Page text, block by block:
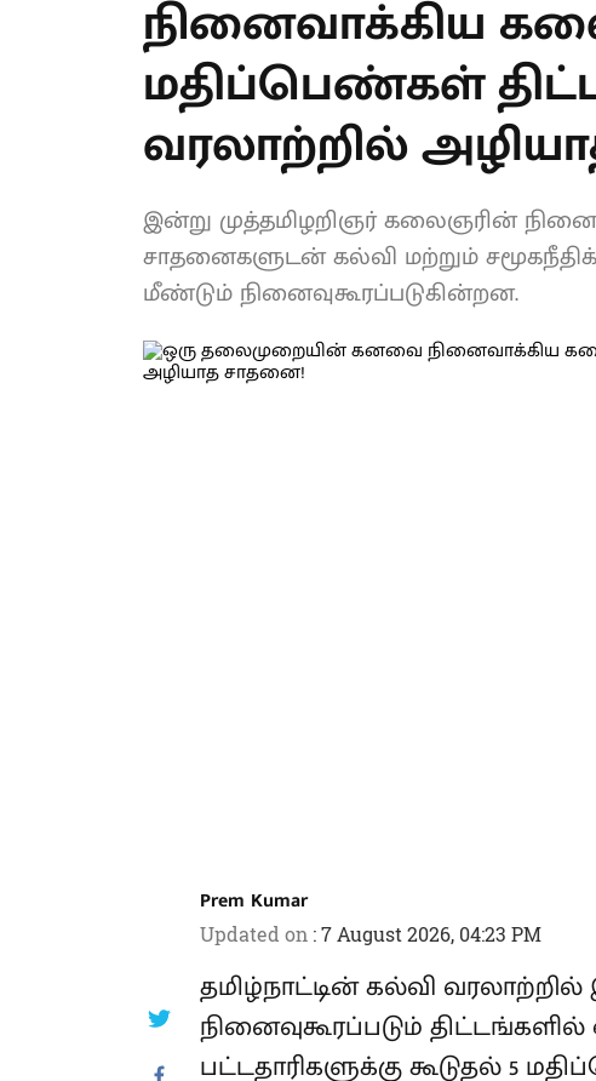
ஒரு
நினைவாக்கிய
மதிப்பெண்கள்
வரலாற்றில்
இன்று முத்தமிழறிஞர் கலைஞரின்
சாதனைகளுடன் கல்வி மற்றும்
திட்டங்களும் மீண்டும்
Prem Kumar
Updated on :7 August 2026, 04:23 PM
தமிழ்நாட்டின் கல்வி